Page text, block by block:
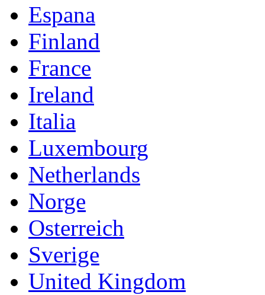
Espana
Finland
France
Ireland
Italia
Luxembourg
Netherlands
Norge
Osterreich
Sverige
United Kingdom